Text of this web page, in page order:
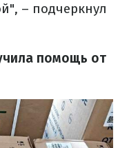
– подчеркнул
помощь от